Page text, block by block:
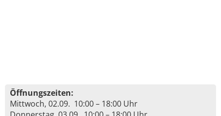
Öffnungszeiten:
Mittwoch, 02.09. 10:00 – 18:00 Uhr